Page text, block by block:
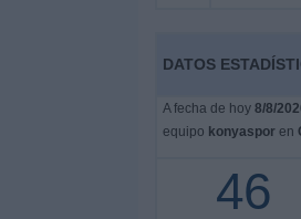
DATOS
A fecha de hoy 8/8/
equipo konyasporen
46